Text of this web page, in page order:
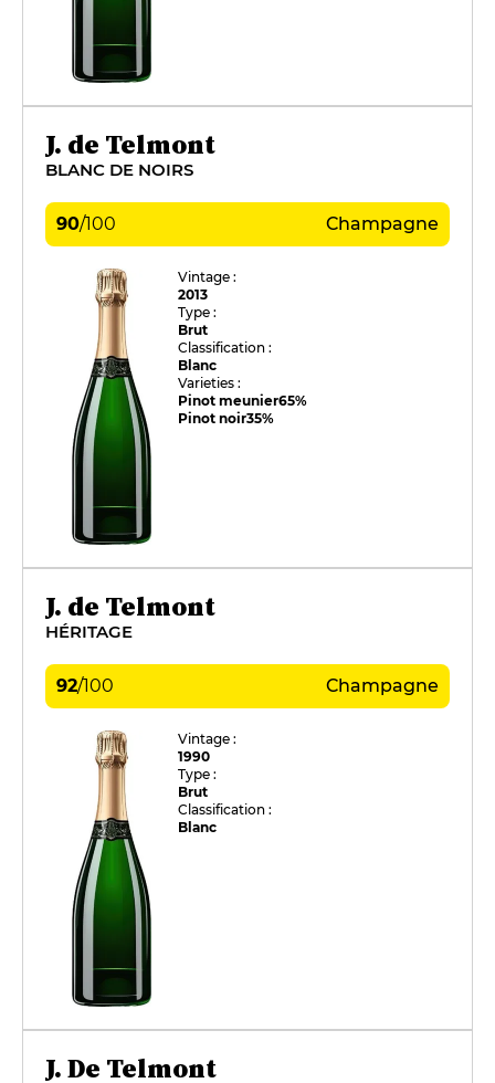
J. de Telmont
BLANC DE NOIRS
90/100 Champagne
Vintage :
2013
Type :
Brut
Classification :
Blanc
Varieties :
Pinot meunier65%
Pinot noir35%
J. de Telmont
HÉRITAGE
92/100 Champagne
Vintage :
1990
Type :
Brut
Classification :
Blanc
J. De Telmont